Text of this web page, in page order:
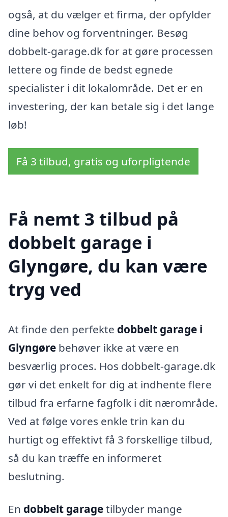
også, at du vælger et firma, der opfylder
dine behov og forventninger. Besøg
dobbelt-garage.dk for at gøre processen
lettere og finde de bedst egnede
specialister i dit lokalområde. Det er en
investering, der kan betale sig i det lange
løb!
Få 3 tilbud, gratis og uforpligtende
Få nemt 3 tilbud på
dobbelt garage i
Glyngøre, du kan være
tryg ved
At finde den perfekte dobbelt garage i
Glyngøre behøver ikke at være en
besværlig proces. Hos dobbelt-garage.dk
gør vi det enkelt for dig at indhente flere
tilbud fra erfarne fagfolk i dit nærområde.
Ved at følge vores enkle trin kan du
hurtigt og effektivt få 3 forskellige tilbud,
så du kan træffe en informeret
beslutning.
En dobbelt garagetilbyder mange